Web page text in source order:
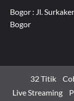
Bogor : Jl.
Bogor
32 Titik
Live Streaming